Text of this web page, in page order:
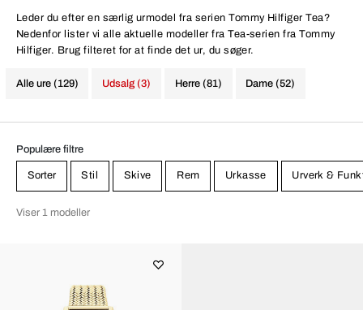
Leder du efter en særlig urmodel fra serien Tommy Hilfiger Tea?
Nedenfor lister vi alle aktuelle modeller fra Tea-serien fra Tommy
Hilfiger. Brug filteret for at finde det ur, du søger.
Alle ure (129) Herre (81) Dame (52)
Udsalg (3)
Populære filtre
Sorter Stil Skive Rem Urkasse Urverk &
Viser 1 modeller